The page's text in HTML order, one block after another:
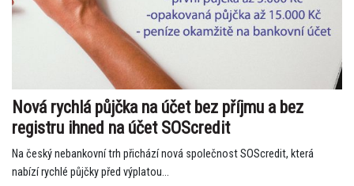
Nová rychlá půjčka na účet bez příjmu a bez
registru ihned na účet SOScredit
Na český nebankovní trh přichází nová společnost SOScredit, která
nabízí rychlé půjčky před výplatou...